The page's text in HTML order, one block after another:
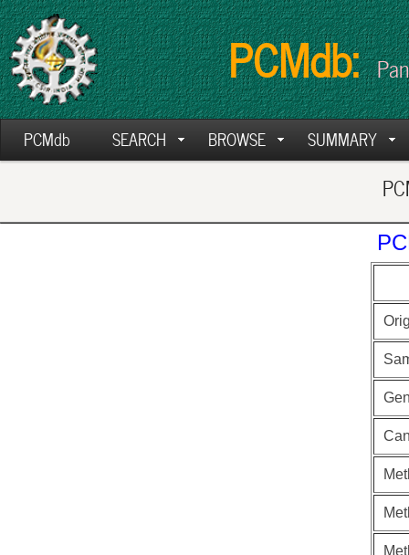
PCMdb:
PCMdb SEARCH BROWSE SUMMARY